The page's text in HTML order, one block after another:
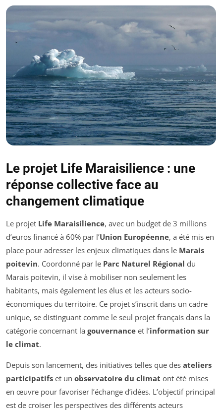
Le projet Life Maraisilience : une
réponse collective face au
changement climatique
Le projet Life Maraisilience, avec un budget de 3 millions
d’euros financé à 60% par l’Union Européenne, a été mis en
place pour adresser les enjeux climatiques dans le Marais
poitevin. Coordonné par le Parc Naturel Régional du
Marais poitevin, il vise à mobiliser non seulement les
habitants, mais également les élus et les acteurs socio-
économiques du territoire. Ce projet s’inscrit dans un cadre
unique, se distinguant comme le seul projet français dans la
catégorie concernant la gouvernance et l’information sur
le climat.
Depuis son lancement, des initiatives telles que des ateliers
participatifs et un observatoire du climat ont été mises
en œuvre pour favoriser l’échange d’idées. L’objectif principal
est de croiser les perspectives des différents acteurs